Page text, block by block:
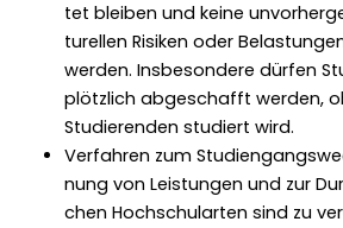
tet bleiben und keine
turellen Risiken oder
wer­den. Ins­beson­dere dür­fen
plöt­zlich abgeschafft wer­den,
Studieren­den studiert wird.
Ver­fahren zum
nung von Leis­tun­gen und zur
chen Hochschu­larten sind zu